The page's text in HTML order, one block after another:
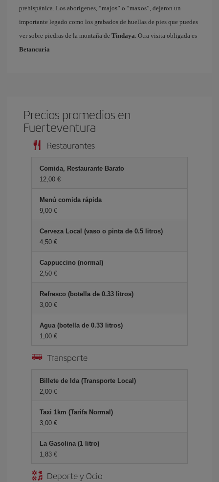
prehispánica. Los aborígenes, “majos” o “maxos”, dejaron un
importante legado como los grabados de huellas de pies que puedes
ver sobre piedras de la montaña de Tindaya. Otra visita obligada es
Betancuria
Precios promedios en
Fuerteventura
Restaurantes
Comida, Restaurante Barato
12,00 €
Menú comida rápida
9,00 €
Cerveza Local (vaso o pinta de 0.5 litros)
4,50 €
Cappuccino (normal)
2,50 €
Refresco (botella de 0.33 litros)
3,00 €
Agua (botella de 0.33 litros)
1,00 €
Transporte
Billete de Ida (Transporte Local)
2,00 €
Taxi 1km (Tarifa Normal)
3,00 €
La Gasolina (1 litro)
1,83 €
Deporte y Ocio